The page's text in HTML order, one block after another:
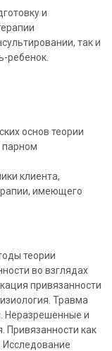
и
так и
ребенок.
основ теории
парном
клиента,
имеющего
теории
во взглядах
привязанности
Травма
Неразрешенные и
Привязанности как